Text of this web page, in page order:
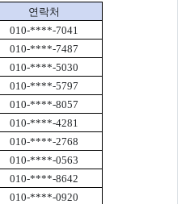
연락처
010-****-7041
010-****-7487
010-****-5030
010-****-5797
010-****-8057
010-****-4281
010-****-2768
010-****-0563
010-****-8642
010-****-0920